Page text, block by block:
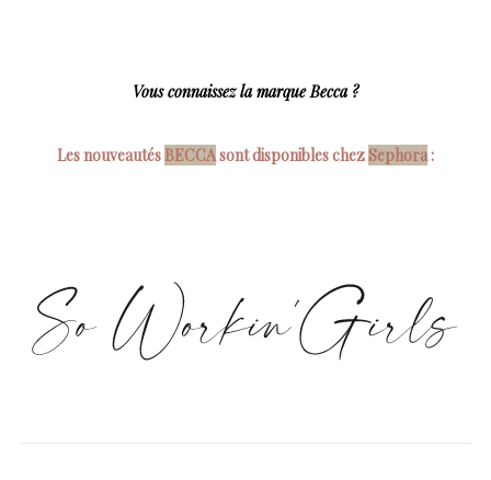
Vous connaissez la marque Becca ?
Les nouveautés BECCAsont disponibles chez Sephora: